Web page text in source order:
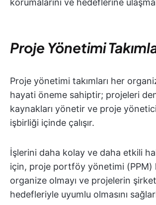
korumalarını ve hedeflerine
Proje Yönetimi
Proje yönetimi takımları her
hayati öneme sahiptir; projeleri
kaynakları yönetir ve proje
işbirliği içinde çalışır.
İşlerini daha kolay ve daha etkili
için, proje portföy yönetimi (PPM)
organize olmayı ve projelerin
hedefleriyle uyumlu olmasını